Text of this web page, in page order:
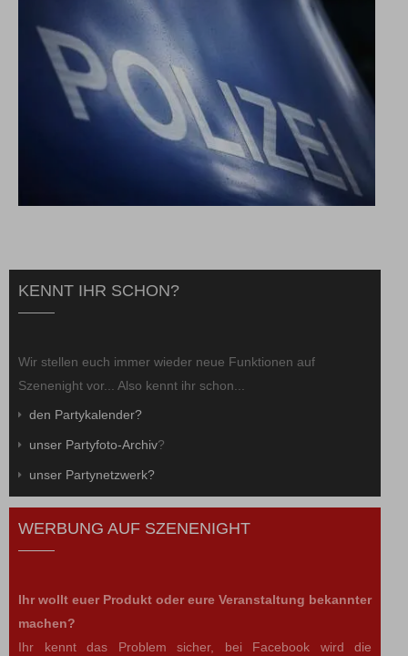
KENNT IHR SCHON?
Wir stellen euch immer wieder neue Funktionen auf
Szenenight vor... Also kennt ihr schon...
den Partykalender?
unser Partyfoto-Archiv?
unser Partynetzwerk?
WERBUNG AUF SZENENIGHT
Ihr wollt euer Produkt oder eure Veranstaltung bekannter
machen?
Ihr kennt das Problem sicher, bei Facebook wird die